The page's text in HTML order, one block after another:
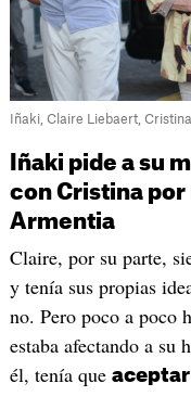
Iñaki, Claire Liebaert,
Iñaki pide a su
con Cristina por
Armentia
Claire, por su parte,
y tenía sus propias
no. Pero poco a poco
estaba afectando a su
él, tenía que